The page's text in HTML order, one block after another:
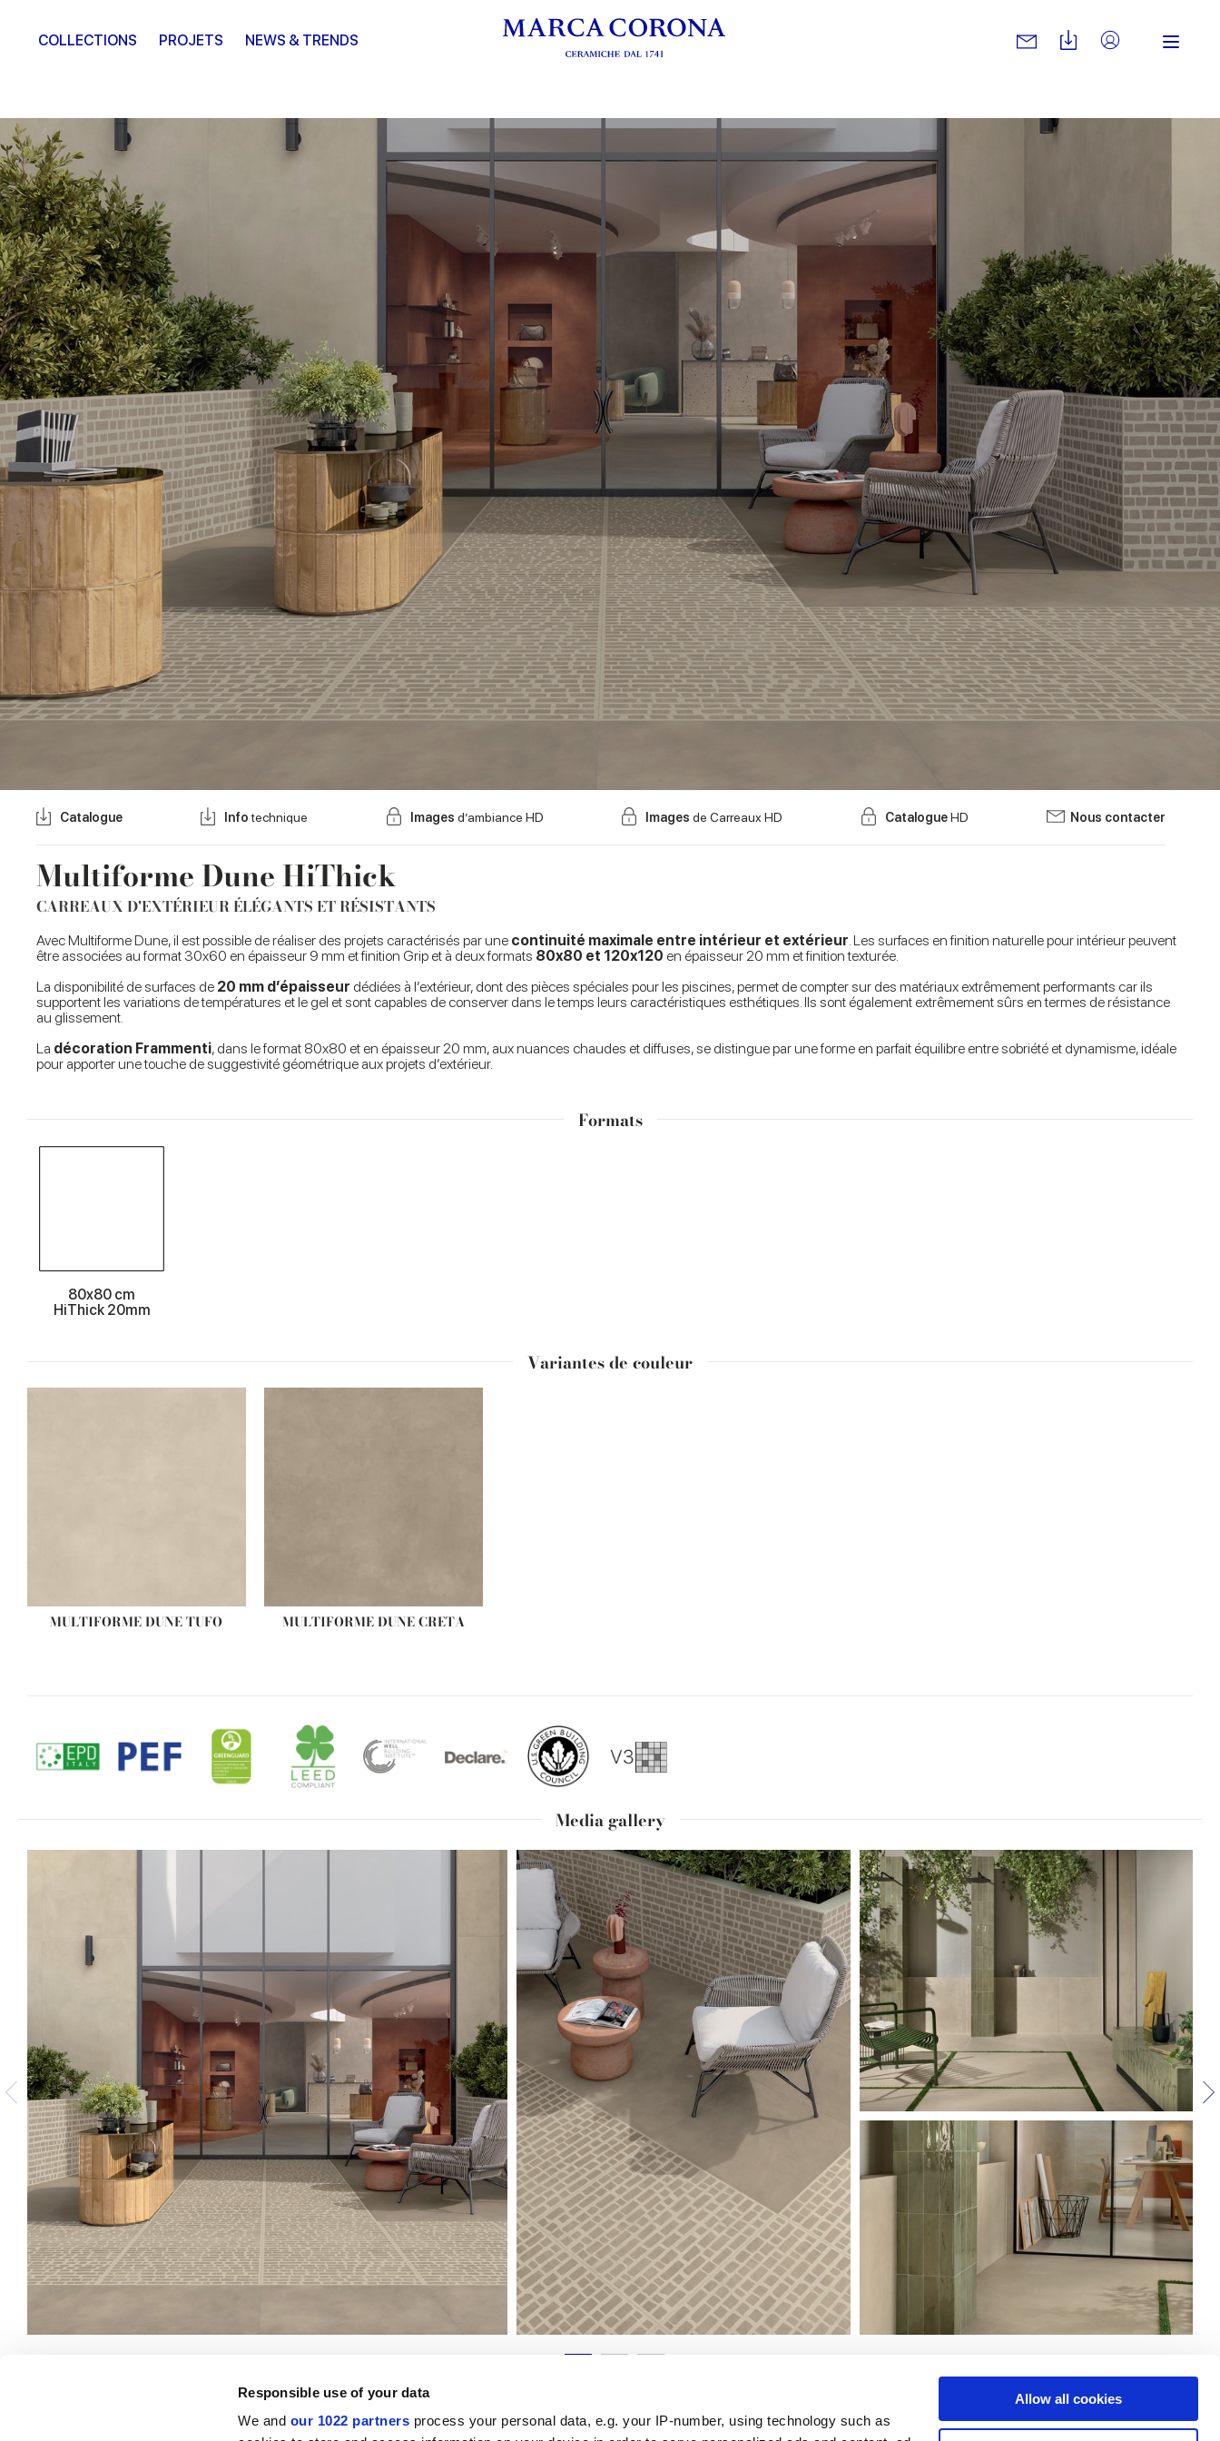
Responsible use of your data
We and our 1022 partners process your personal data, e.g. your IP-number, using technology such as
Allow all cookies
COLLECTIONS PROJETS NEWS & TRENDS
Multiforme Dune HiThick
CARREAUX D'EXTÉRIEUR ÉLÉGANTS ET RÉSISTANTS
Catalogue Infotechnique Images d’ambiance HD Imagesde Carreaux HD CatalogueHD Nous contacter
Avec Multiforme Dune, il est possible de réaliser des projets caractérisés par une continuité maximale entre intérieur et extérieur. Les surfaces en finition naturelle pour intérieur peuvent
être associées au format 30x60 en épaisseur 9 mm et finition Grip et à deux formats 80x80 et 120x120 en épaisseur 20 mm et finition texturée.
La disponibilité de surfaces de 20 mm d’épaisseur dédiées à l’extérieur, dont des pièces spéciales pour les piscines, permet de compter sur des matériaux extrêmement performants car ils
supportent les variations de températures et le gel et sont capables de conserver dans le temps leurs caractéristiques esthétiques. Ils sont également extrêmement sûrs en termes de résistance
au glissement.
La décoration Frammenti, dans le format 80x80 et en épaisseur 20 mm, aux nuances chaudes et diffuses, se distingue par une forme en parfait équilibre entre sobriété et dynamisme, idéale
pour apporter une touche de suggestivité géométrique aux projets d’extérieur.
Media gallery
Formats
80x80 cm
HiThick 20mm
Variantes de couleur
MULTIFORME DUNE TUFO MULTIFORME DUNE CRETA